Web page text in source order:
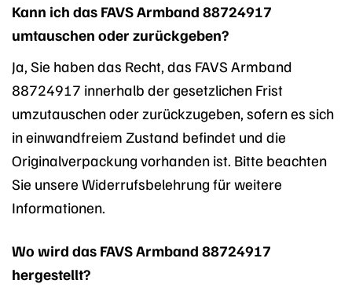
Kann ich das FAVS Armband 88724917
umtauschen oder zurückgeben?
Ja, Sie haben das Recht, das FAVS Armband
88724917 innerhalb der gesetzlichen Frist
umzutauschen oder zurückzugeben, sofern es sich
in einwandfreiem Zustand befindet und die
Originalverpackung vorhanden ist. Bitte beachten
Sie unsere Widerrufsbelehrung für weitere
Informationen.
Wo wird das FAVS Armband 88724917
hergestellt?